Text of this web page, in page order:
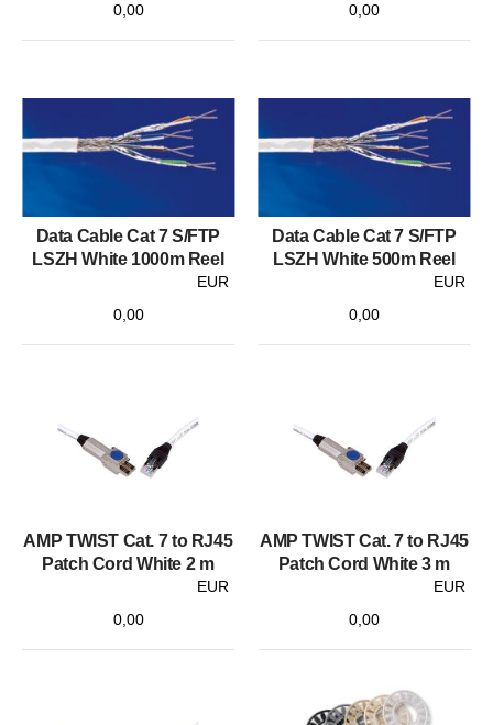
0,00 0,00
Data Cable Cat 7 S/FTP
LSZH White 1000m Reel
EUR
0,00
Data Cable Cat 7 S/FTP
LSZH White 500m Reel
EUR
0,00
AMP TWIST Cat. 7 to RJ45
Patch Cord White 2 m
EUR
0,00
AMP TWIST Cat. 7 to RJ45
Patch Cord White 3 m
EUR
0,00